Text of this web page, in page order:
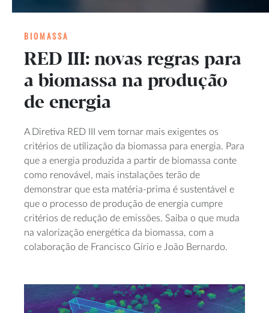
BIOMASSA
RED III: novas regras para
a biomassa na produção
de energia
A Diretiva RED III vem tornar mais exigentes os
critérios de utilização da biomassa para energia. Para
que a energia produzida a partir de biomassa conte
como renovável, mais instalações terão de
demonstrar que esta matéria-prima é sustentável e
que o processo de produção de energia cumpre
critérios de redução de emissões. Saiba o que muda
na valorização energética da biomassa, com a
colaboração de Francisco Gírio e João Bernardo.